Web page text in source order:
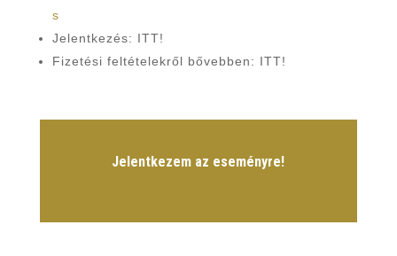
s
Jelentkezés: ITT!
Fizetési feltételekről bővebben: ITT!
Jelentkezem az eseményre!